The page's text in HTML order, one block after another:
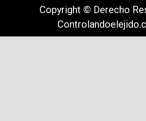
Copyright © Derecho